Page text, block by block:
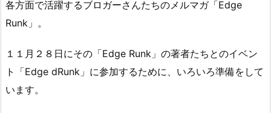
各方面で活躍するブロガーさんたちのメルマガ「Edge
Runk」。
１１月２８日にその「Edge Runk」の著者たちとのイベン
ト「Edge dRunk」に参加するために、いろいろ準備をして
います。